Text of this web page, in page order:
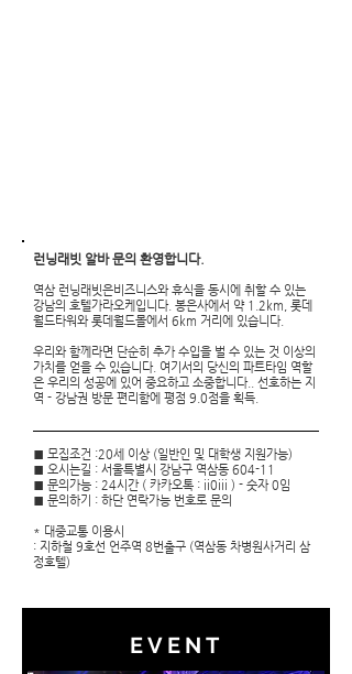
런닝래빗 알바 문의 환영합니다.
역삼 런닝래빗은비즈니스와 휴식을 동시에 취할 수 있는
강남의 호텔가라오케입니다. 봉은사에서 약 1.2km, 롯데
월드타워와 롯데월드몰에서 6km 거리에 있습니다.
우리와 함께라면 단순히 추가 수입을 벌 수 있는 것 이상의
가치를 얻을 수 있습니다. 여기서의 당신의 파트타임 역할
은 우리의 성공에 있어 중요하고 소중합니다.​. 선호하는 지
역 - 강남권 방문 편리함에 평점 9.0점을 획득.
■ 모집조건 :20세 이상 (일반인 및 대학생 지원가능)
■ 오시는길 : 서울특별시 강남구 역삼동 604-11
■ 문의가능 : 24시간 ( 카카오톡 : ii0iii ) - 숫자 0임
■ 문의하기 : 하단 연락가능 번호로 문의
* 대중교통 이용시
: 지하철 9호선 언주역 8번출구 (역삼동 차병원사거리 삼
정호텔)
EVENT